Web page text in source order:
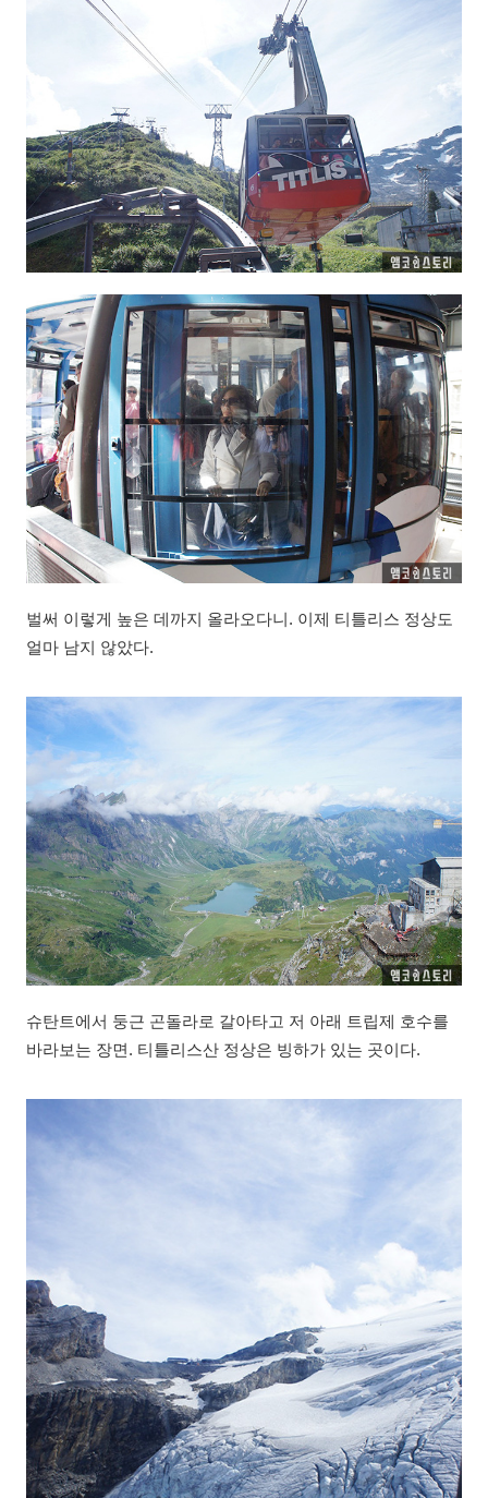
벌써 이렇게 높은 데까지 올라오다니. 이제 티틀리스 정상도
얼마 남지 않았다.
슈탄트에서 둥근 곤돌라로 갈아타고 저 아래 트립제 호수를
바라보는 장면. 티틀리스산 정상은 빙하가 있는 곳이다.